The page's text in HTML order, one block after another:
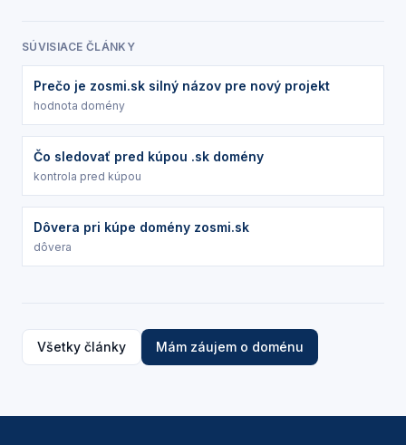
SÚVISIACE ČLÁNKY
Prečo je zosmi.sk silný názov pre nový projekt
hodnota domény
Čo sledovať pred kúpou .sk domény
kontrola pred kúpou
Dôvera pri kúpe domény zosmi.sk
dôvera
Všetky články Mám záujem o doménu